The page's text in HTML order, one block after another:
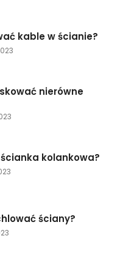
kable w ścianie?
nierówne
kolankowa?
ściany?